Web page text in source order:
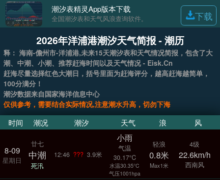
潮汐表精灵App版本下载
全国潮汐表和天气风浪查询软件。 下载
2026年洋浦港潮汐天气简报 - 潮历
释： 海南-儋州市-洋浦港,未来15天潮汐表和天气情况简报，包含了大
潮、中潮、小潮、推荐赶海时间以及天气情况 - Eisk.Cn
赶海尽量选择红色大潮日，括号里面为赶海评分，越高赶海越简单，
100分满分！
潮汐数据来自国家海洋信息中心
仅供参考，需要结合实际情况,注意潮水升高，切勿下海
时间 潮况 潮汐 天气 浪 风
8-09
星期日
廿七
中潮
死汛
12:46 ??? 3.9米
小雨
气温
30.17°C
水温30.35°C
气压1001hpa
轻浪
0.8米
Max1米
4级
22.6km/h
西南风